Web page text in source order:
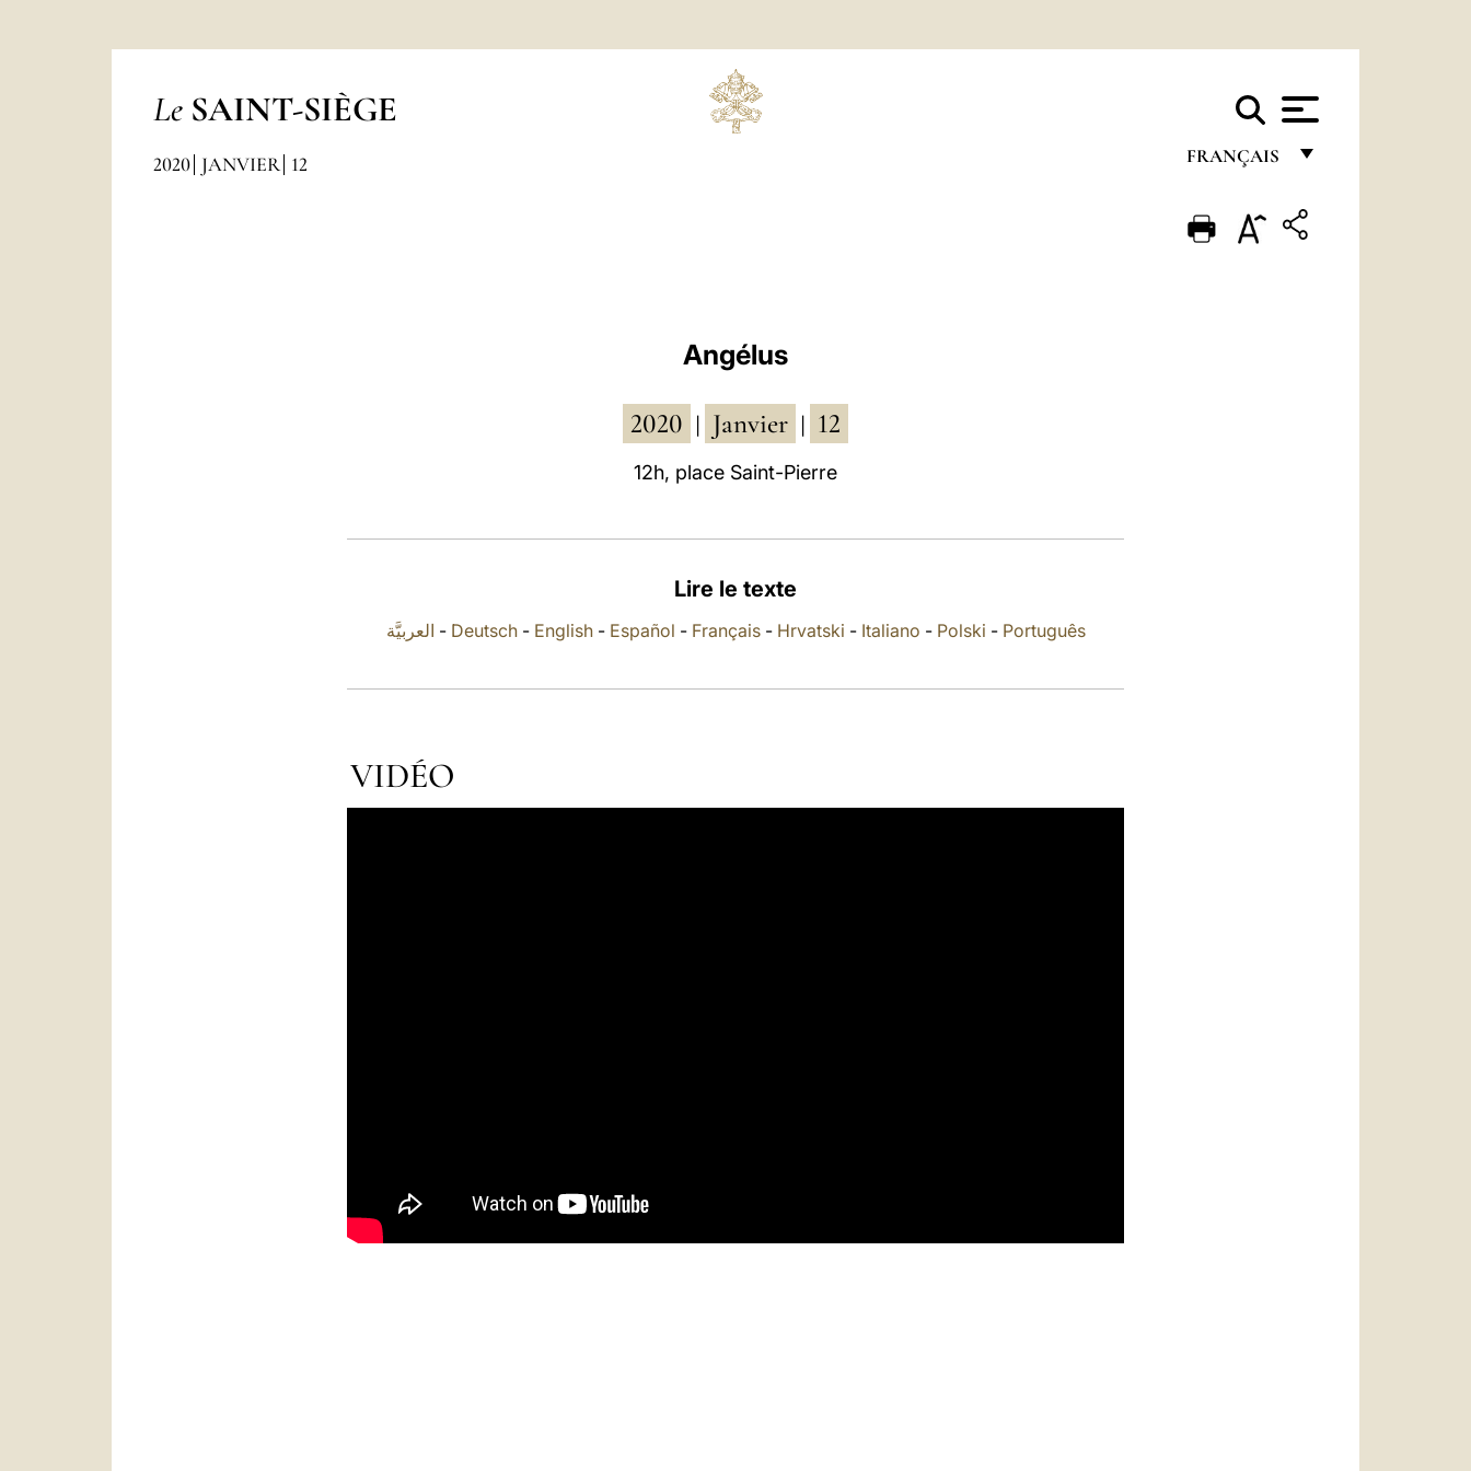
Le SAINT-SIÈGE
FRANÇAIS
ENGLISH
2020 JANVIER 12
Angélus
2020 Janvier 12
12h, place Saint-Pierre
Lire le texte
العربيَّة - Deutsch- English- Español - Français- Hrvatski - Italiano - Polski - Português
VIDÉO